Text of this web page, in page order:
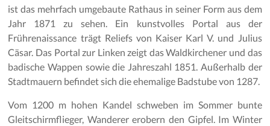
ist das mehrfach umgebaute Rathaus in seiner Form aus dem
Jahr 1871 zu sehen. Ein kunstvolles Portal aus der
Frührenaissance trägt Reliefs von Kaiser Karl V. und Julius
Cäsar. Das Portal zur Linken zeigt das Waldkirchener und das
badische Wappen sowie die Jahreszahl 1851. Außerhalb der
Stadtmauern befindet sich die ehemalige Badstube von 1287.
Vom 1200 m hohen Kandel schweben im Sommer bunte
Gleitschirmflieger, Wanderer erobern den Gipfel. Im Winter